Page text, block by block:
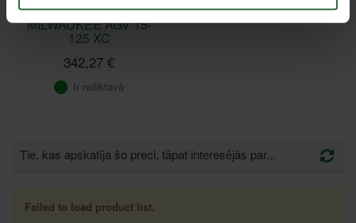
Leņķa slīpmašīna
MILWAUKEE AGV 15-
125 XC
342,27 €
Ir noliktavā
Tie, kas apskatīja šo preci, tāpat interesējās par...
Failed to load product list.